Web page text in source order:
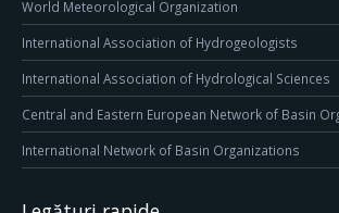
World Meteorological Organization
International Association of Hydrogeologists
International Association of Hydrological Sciences
Central and Eastern European Network of Basin
International Network of Basin Organizations